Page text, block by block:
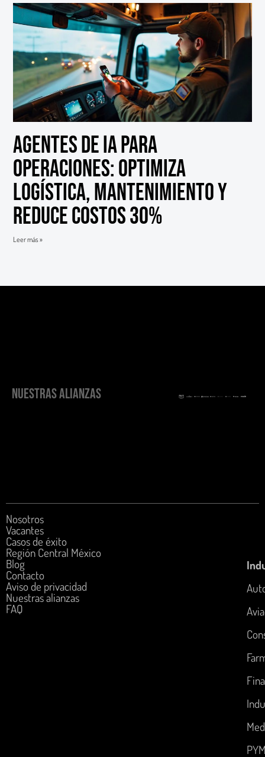
Agentes de IA para
Operaciones: Optimiza
Logística, Mantenimiento y
Reduce Costos 30%
Leer más »
NUESTRAS ALIANZAS
Nosotros
Vacantes
Casos de éxito
Región Central México
Blog
Contacto
Aviso de privacidad
Nuestras alianzas
FAQ